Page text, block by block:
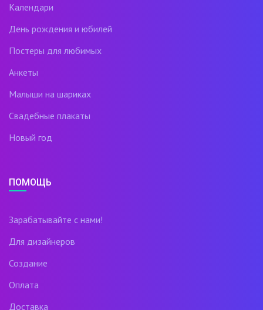
Календари
День рождения и юбилей
Постеры для любимых
Анкеты
Малыши на шариках
Свадебные плакаты
Новый год
ПОМОЩЬ
Зарабатывайте с нами!
Для дизайнеров
Создание
Оплата
Доставка